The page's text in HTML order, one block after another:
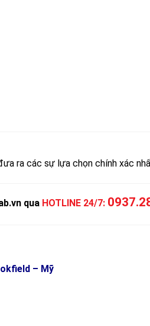
ra các sự lựa chọn chính xác
qua HOTLINE 24/7:
– Mỹ